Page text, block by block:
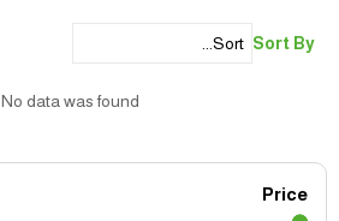
Price
Sort By
No data was found